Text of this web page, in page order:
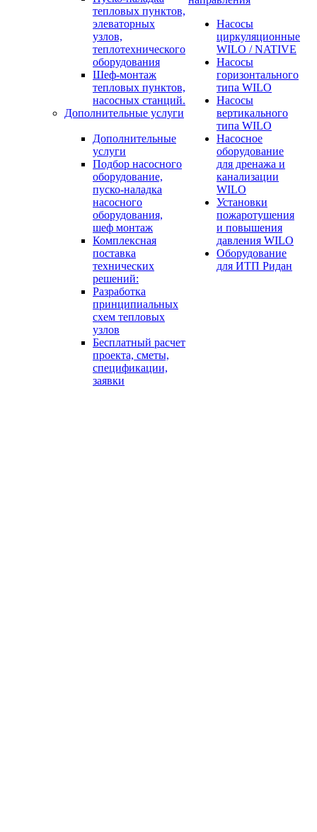
тепловых пунктов,
элеваторных
узлов,
теплотехнического
оборудования
Шеф-монтаж
тепловых пунктов,
насосных станций.
Дополнительные услуги
Дополнительные
услуги
Подбор насосного
оборудование,
пуско-наладка
насосного
оборудования,
шеф монтаж
Комплексная
поставка
технических
решений:
Разработка
принципиальных
схем тепловых
узлов
Бесплатный расчет
проекта, сметы,
спецификации,
заявки
Насосы
циркуляционные
WILO / NATIVE
Насосы
горизонтального
типа WILO
Насосы
вертикального
типа WILO
Насосное
оборудование
для дренажа и
канализации
WILO
Установки
пожаротушения
и повышения
давления WILO
Оборудование
для ИТП Ридан